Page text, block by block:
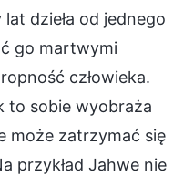
dzieła od jednego
go martwymi
człowieka.
to sobie wyobraża
może zatrzymać się
przykład Jahwe nie